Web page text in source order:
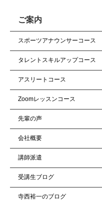
ご案内
スポーツアナウンサーコース
タレントスキルアップコース
アスリートコース
Zoomレッスンコース
先輩の声
会社概要
講師派遣
受講生ブログ
寺西裕一のブログ